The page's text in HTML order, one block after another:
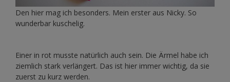
Den hier mag ich besonders. Mein erster aus Nicky. So
wunderbar kuschelig.
Einer in rot musste natürlich auch sein. Die Ärmel habe ich
ziemlich stark verlängert. Das ist hier immer wichtig, da sie
zuerst zu kurz werden.